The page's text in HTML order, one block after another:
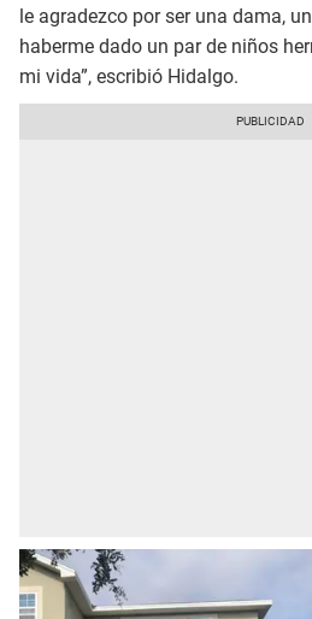
le agradezco por ser una dama,
haberme dado un par de niños
mi vida”, escribió Hidalgo.